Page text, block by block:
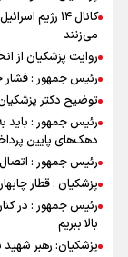
کانال ۱۴
می‌زنند
روایت پزشکیان از
رئیس جمهور : فشار
توضیح دکتر
رئیس جمهور : باید
دهک‌های پایین
رئیس جمهور :
پزشکیان : قطار
رئیس جمهور : در
بالا ببریم
پزشکیان: رهبر شهید